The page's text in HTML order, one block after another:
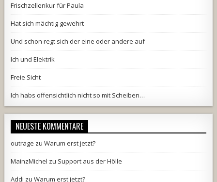
Frischzellenkur für Paula
Hat sich mächtig gewehrt
Und schon regt sich der eine oder andere auf
Ich und Elektrik
Freie Sicht
Ich habs offensichtlich nicht so mit Scheiben…
NEUESTE KOMMENTARE
outrage zuWarum erst jetzt?
MainzMichel zu Support aus der Hölle
Addi zuWarum erst jetzt?